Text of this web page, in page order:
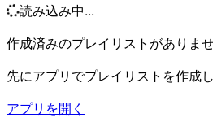
読み込み中...
作成済みのプレイリストがありま
先にアプリでプレイリストを作成
アプリを開く